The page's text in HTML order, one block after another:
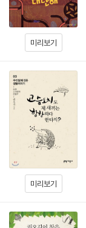
미리보기
미리보기